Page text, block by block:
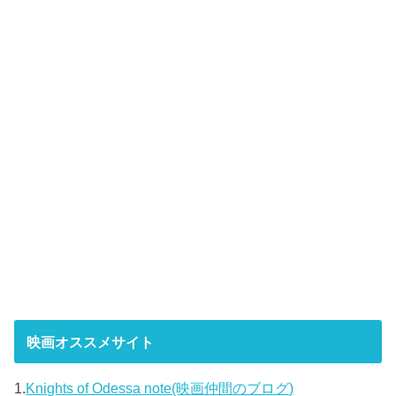
映画オススメサイト
1.Knights of Odessa note(映画仲間のブログ)